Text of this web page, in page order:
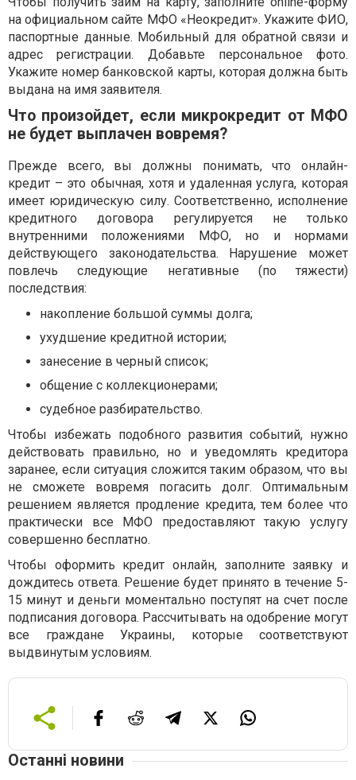
на официальном сайте МФО «Неокредит». Укажите ФИО,
паспортные данные. Мобильный для обратной связи и
адрес регистрации. Добавьте персональное фото.
Укажите номер банковской карты, которая должна быть
выдана на имя заявителя.
Что произойдет, если микрокредит от МФО
не будет выплачен вовремя?
Прежде всего, вы должны понимать, что онлайн-
кредит – это обычная, хотя и удаленная услуга, которая
имеет юридическую силу. Соответственно, исполнение
кредитного договора регулируется не только
внутренними положениями МФО, но и нормами
действующего законодательства. Нарушение может
повлечь следующие негативные (по тяжести)
последствия:
накопление большой суммы долга;
ухудшение кредитной истории;
занесение в черный список;
общение с коллекционерами;
судебное разбирательство.
Чтобы избежать подобного развития событий, нужно
действовать правильно, но и уведомлять кредитора
заранее, если ситуация сложится таким образом, что вы
не сможете вовремя погасить долг. Оптимальным
решением является продление кредита, тем более что
практически все МФО предоставляют такую услугу
совершенно бесплатно.
Чтобы оформить кредит онлайн, заполните заявку и
дождитесь ответа. Решение будет принято в течение 5-
15 минут и деньги моментально поступят на счет после
подписания договора. Рассчитывать на одобрение могут
все граждане Украины, которые соответствуют
выдвинутым условиям.
Останні новини